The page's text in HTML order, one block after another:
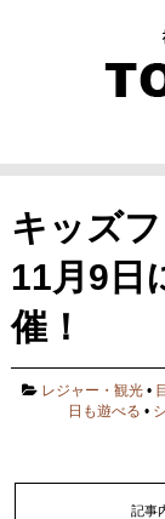
キッズ
11月9日
催！
レジャー・観光 •
日も遊べる •
記事